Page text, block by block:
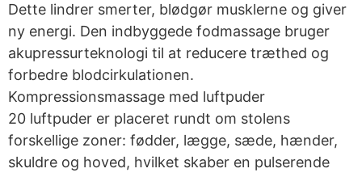
Dette lindrer smerter, blødgør musklerne og giver
ny energi. Den indbyggede fodmassage bruger
akupressurteknologi til at reducere træthed og
forbedre blodcirkulationen.
Kompressionsmassage med luftpuder
20 luftpuder er placeret rundt om stolens
forskellige zoner: fødder, lægge, sæde, hænder,
skuldre og hoved, hvilket skaber en pulserende